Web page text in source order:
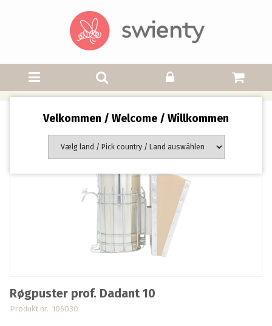
Velkommen / Welcome / Willkommen
Røgpuster prof. Dadant 10
Produkt nr. 106030